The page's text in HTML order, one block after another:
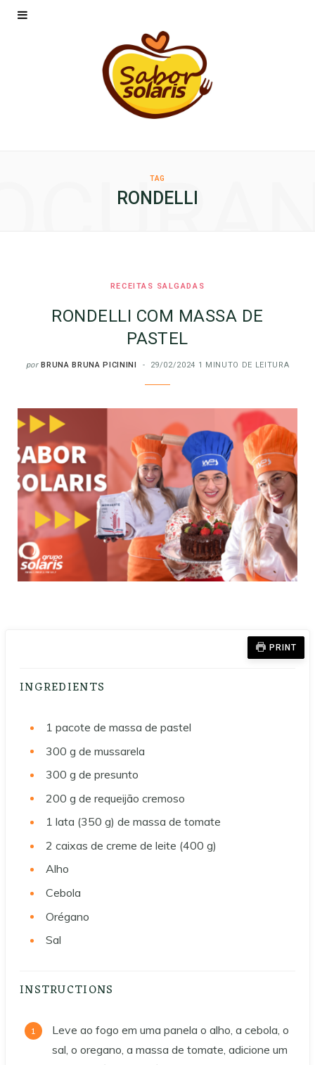
TAG
RONDELLI
RECEITAS SALGADAS
RONDELLI COM MASSA DE
PASTEL
por BRUNA BRUNA PICININI 29/02/2024 1 MINUTO DE LEITURA
PRINT
INGREDIENTS
1 pacote de massa de pastel
300 g de mussarela
300 g de presunto
200 g de requeijão cremoso
1 lata (350 g) de massa de tomate
2 caixas de creme de leite (400 g)
Alho
Cebola
Orégano
Sal
INSTRUCTIONS
Leve ao fogo em uma panela o alho, a cebola, o
sal, o oregano, a massa de tomate, adicione um